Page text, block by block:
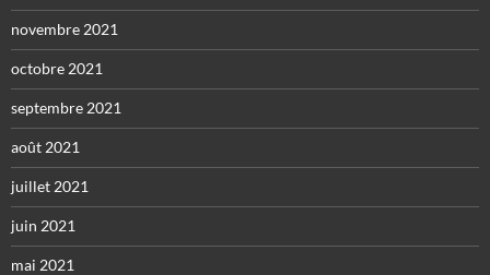
novembre 2021
octobre 2021
septembre 2021
août 2021
juillet 2021
juin 2021
mai 2021